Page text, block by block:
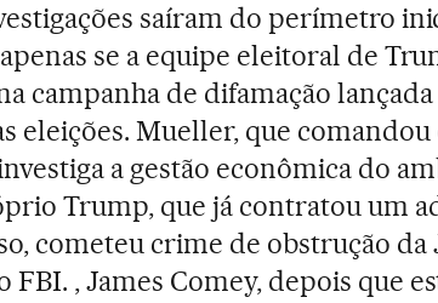
saíram do perímetro
se a equipe eleitoral de
campanha de difamação
eleições. Mueller, que comandou
a gestão econômica do
Trump, que já contratou um
cometeu crime de obstrução
, James Comey, depois que